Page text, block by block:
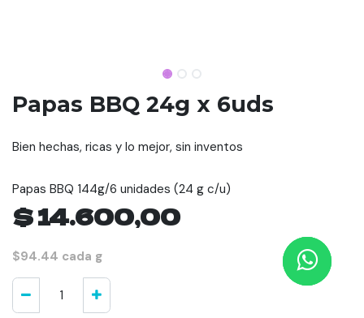
Papas BBQ 24g x 6uds
Bien hechas, ricas y lo mejor, sin inventos
Papas BBQ 144g/6 unidades (24 g c/u)
$14.600,00
$94.44 cada g